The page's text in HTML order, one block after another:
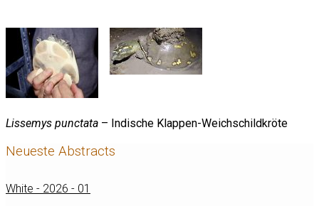
Lissemys punctata – Indische Klappen-Weichschildkröte
Neueste Abstracts
White - 2026 - 01